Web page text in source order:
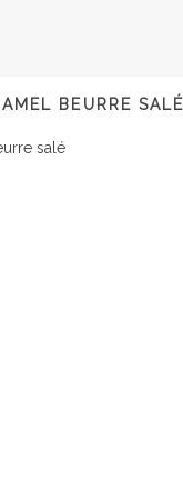
BEURRE SALÉ
salé